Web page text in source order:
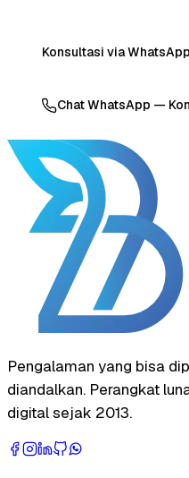
Konsultasi via WhatsApp
Chat WhatsApp —
Pengalaman yang bisa
diandalkan. Perangkat
digital sejak 2013.